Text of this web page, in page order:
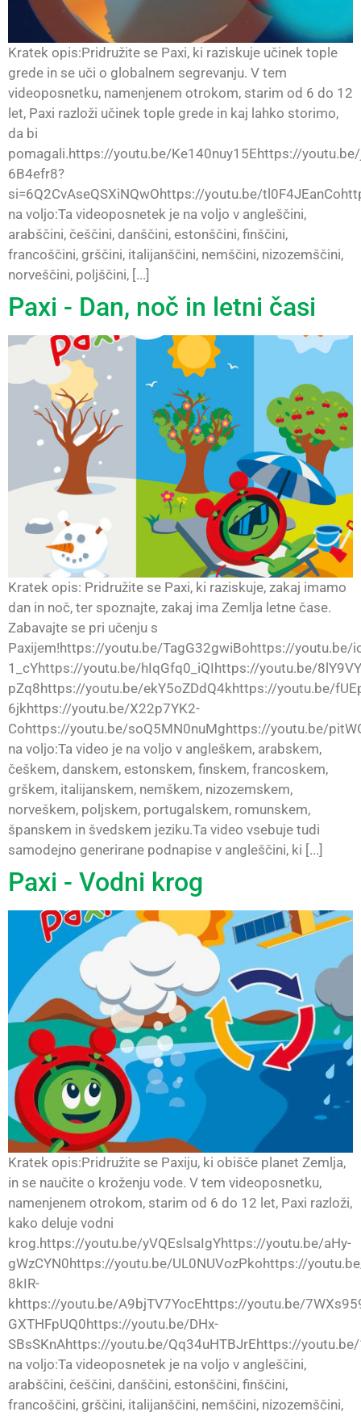
Kratek opis:Pridružite se Paxi, ki raziskuje učinek tople
grede in se uči o globalnem segrevanju. V tem
videoposnetku, namenjenem otrokom, starim od 6 do 12
let, Paxi razloži učinek tople grede in kaj lahko storimo,
da bi
pomagali.https://youtu.be/Ke140nuy15Ehttps://youtu.be/
6B4efr8?
si=6Q2CvAseQSXiNQwOhttps://youtu.be/
na voljo:Ta videoposnetek je na voljo v angleščini,
arabščini, češčini, danščini, estonščini, finščini,
francoščini, grščini, italijanščini, nemščini, nizozemščini,
norveščini, poljščini, [...]
Paxi - Dan, noč in letni časi
Kratek opis: Pridružite se Paxi, ki raziskuje, zakaj imamo
dan in noč, ter spoznajte, zakaj ima Zemlja letne čase.
Zabavajte se pri učenju s
Paxijem!https://youtu.be/TagG32gwiBohttps://
1_cYhttps://youtu.be/hIqGfq0_iQIhttps://youtu.be/
pZq8https://youtu.be/ekY5oZDdQ4khttps://youtu.be/
6jkhttps://youtu.be/X22p7YK2-
Cohttps://youtu.be/soQ5MN0nuMghttps://youtu.be/
na voljo:Ta video je na voljo v angleškem, arabskem,
češkem, danskem, estonskem, finskem, francoskem,
grškem, italijanskem, nemškem, nizozemskem,
norveškem, poljskem, portugalskem, romunskem,
španskem in švedskem jeziku.Ta video vsebuje tudi
samodejno generirane podnapise v angleščini, ki [...]
Paxi - Vodni krog
Kratek opis:Pridružite se Paxiju, ki obišče planet Zemlja,
in se naučite o kroženju vode. V tem videoposnetku,
namenjenem otrokom, starim od 6 do 12 let, Paxi razloži,
kako deluje vodni
krog.https://youtu.be/yVQEslsaIgYhttps://youtu.be/aHy-
gWzCYN0https://youtu.be/UL0NUVozPkohttps://
8kIR-
khttps://youtu.be/A9bjTV7YocEhttps://youtu.be/
GXTHFpUQ0https://youtu.be/DHx-
SBsSKnAhttps://youtu.be/Qq34uHTBJrEhttps://
na voljo:Ta videoposnetek je na voljo v angleščini,
arabščini, češčini, danščini, estonščini, finščini,
francoščini, grščini, italijanščini, nemščini, nizozemščini,